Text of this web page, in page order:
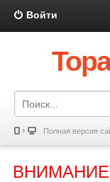
Войти
Полная версия